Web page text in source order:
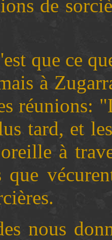
de
que ce
à
réunions:
tard, et
à
que
nous